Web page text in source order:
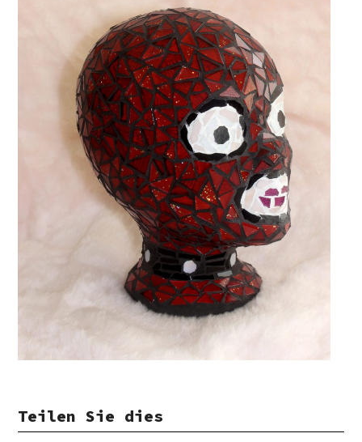
Teilen Sie dies